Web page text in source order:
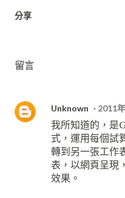
分享
留言
Unknown 2011
我所知道的，是
式，運用每個試
轉到另一張工作
表，以網頁呈現
效果。